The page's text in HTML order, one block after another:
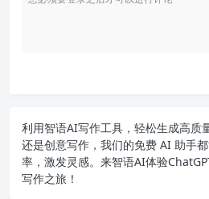
利用智语AI写作工具，轻松生成高质
还是创意写作，我们的免费 AI 助手
率，激发灵感。来智语AI体验
写作之旅！